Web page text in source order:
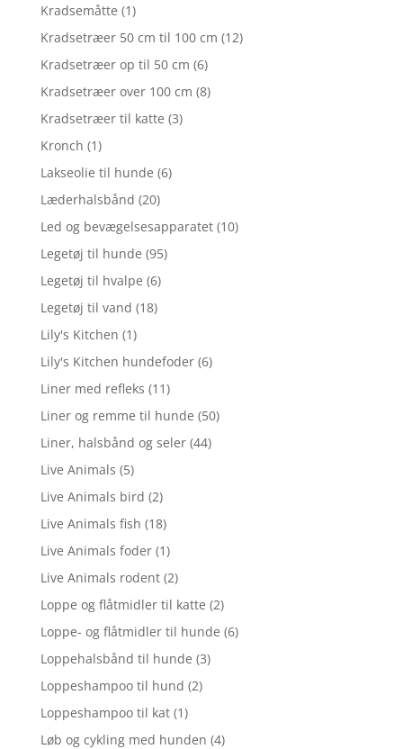
Kradsemåtte (1)
Kradsetræer 50 cm til 100 cm (12)
Kradsetræer op til 50 cm (6)
Kradsetræer over 100 cm (8)
Kradsetræer til katte (3)
Kronch (1)
Lakseolie til hunde (6)
Læderhalsbånd (20)
Led og bevægelsesapparatet (10)
Legetøj til hunde (95)
Legetøj til hvalpe (6)
Legetøj til vand (18)
Lily's Kitchen (1)
Lily's Kitchen hundefoder (6)
Liner med refleks (11)
Liner og remme til hunde (50)
Liner, halsbånd og seler (44)
Live Animals (5)
Live Animals bird (2)
Live Animals fish (18)
Live Animals foder (1)
Live Animals rodent (2)
Loppe og flåtmidler til katte (2)
Loppe- og flåtmidler til hunde (6)
Loppehalsbånd til hunde (3)
Loppeshampoo til hund (2)
Loppeshampoo til kat (1)
Løb og cykling med hunden (4)